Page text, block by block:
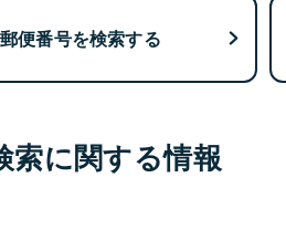
便番号を検索する
索に関する情報